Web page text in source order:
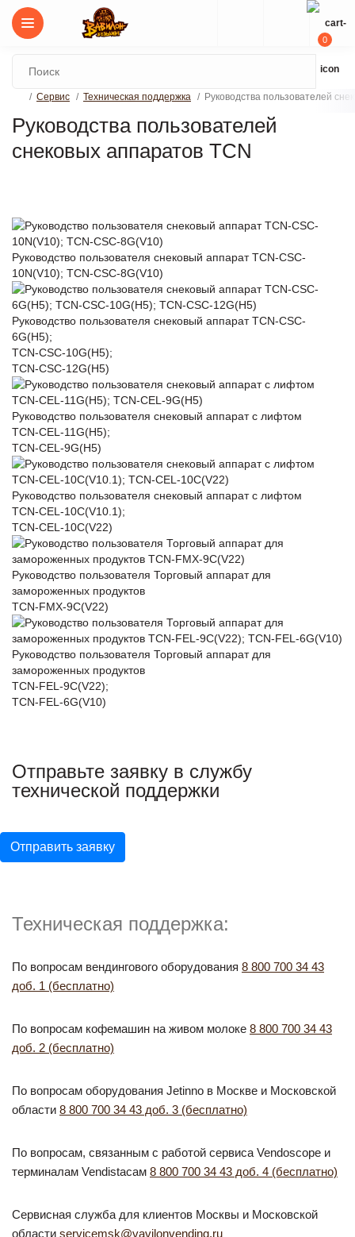
0
Сервис Техническая поддержка Руководства пользователей
Руководства пользователей
снековых аппаратов TCN
Руководство пользователя снековый аппарат TCN-CSC-
10N(V10); TCN-CSC-8G(V10)
Руководство пользователя снековый аппарат TCN-CSC-
6G(Н5);
TCN-CSC-10G(H5);
TCN-CSC-12G(H5)
Руководство пользователя снековый аппарат с лифтом
TCN-CEL-11G(H5);
TCN-CEL-9G(H5)
Руководство пользователя снековый аппарат с лифтом
TCN-CEL-10C(V10.1);
TCN-CEL-10C(V22)
Руководство пользователя Торговый аппарат для
замороженных продуктов
TCN-FMX-9C(V22)
Руководство пользователя Торговый аппарат для
замороженных продуктов
TCN-FEL-9C(V22);
TCN-FEL-6G(V10)
Отправьте заявку в службу
технической поддержки
Отправить заявку
Техническая поддержка:
По вопросам вендингового оборудования 8 800 700 34 43
доб. 1 (бесплатно)
По вопросам кофемашин на живом молоке 8 800 700 34 43
доб. 2 (бесплатно)
По вопросам оборудования Jetinno в Москве и Московской
области 8 800 700 34 43 доб. 3 (бесплатно)
По вопросам, связанным с работой сервиса Vendoscope и
терминалам Vendistaсам 8 800 700 34 43 доб. 4 (бесплатно)
Сервисная служба для клиентов Москвы и Московской
области servicemsk@vavilonvending.ru